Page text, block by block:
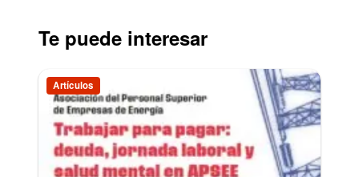
Te puede interesar
Artículos